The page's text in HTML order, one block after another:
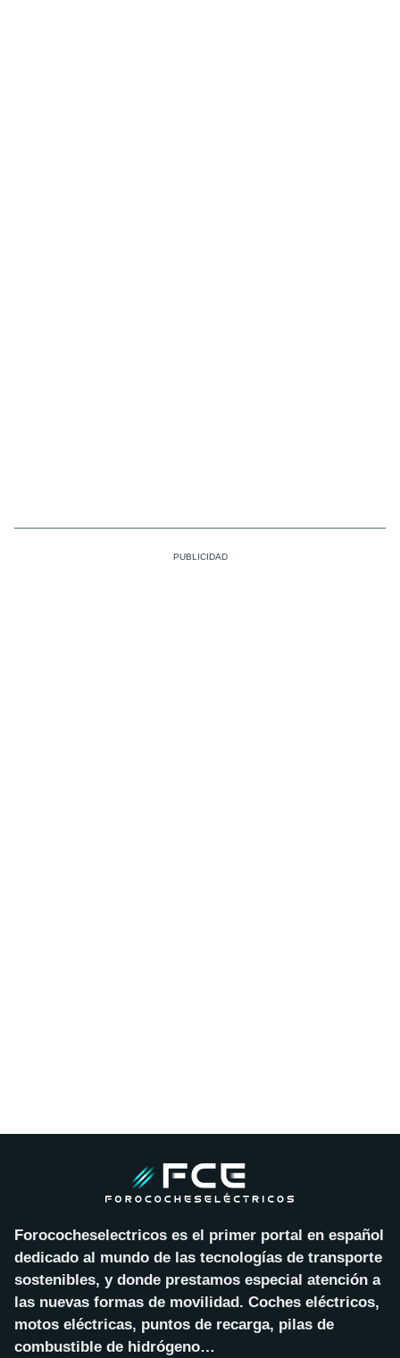
Forococheselectricos es el primer portal en español
dedicado al mundo de las tecnologías de transporte
sostenibles, y donde prestamos especial atención a
las nuevas formas de movilidad. Coches eléctricos,
motos eléctricas, puntos de recarga, pilas de
combustible de hidrógeno…